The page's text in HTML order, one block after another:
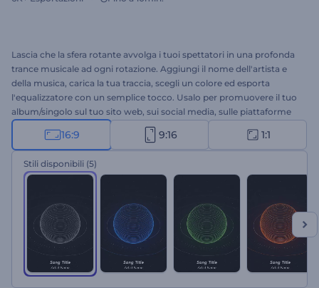
Lascia che la sfera rotante avvolga i tuoi spettatori in una profonda
trance musicale ad ogni rotazione. Aggiungi il nome dell'artista e
della musica, carica la tua traccia, scegli un colore ed esporta
l'equalizzatore con un semplice tocco. Usalo per promuovere il tuo
album/singolo sul tuo sito web, sui social media, sulle piattaforme
musicali e altro ancora. Provalo oggi stesso!
16:9 9:16 1:1
Stili disponibili (5)